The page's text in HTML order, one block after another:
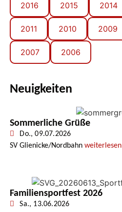
2016 2015 2014
2011 2010 2009
2007 2006
Neuigkeiten
Sommerliche Grüße
Do., 09.07.2026
SV Glienicke/Nordbahn weiterlesen
Familiensportfest 2026
Sa., 13.06.2026